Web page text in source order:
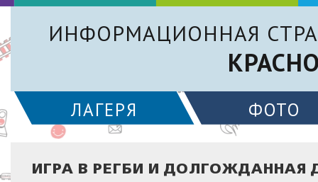
ИНФОРМАЦИОННАЯ
ЛАГЕРЯ ФОТО
ИГРА В РЕГБИ И ДОЛГОЖДАННАЯ